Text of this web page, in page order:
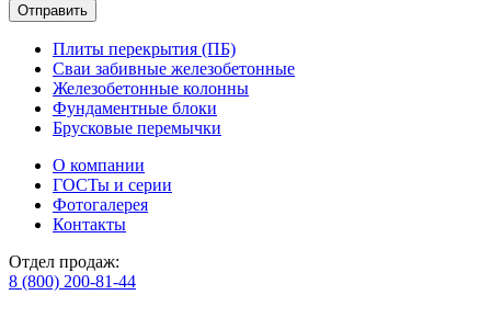
Плиты перекрытия (ПБ)
Сваи забивные железобетонные
Железобетонные колонны
Фундаментные блоки
Брусковые перемычки
О компании
ГОСТы и серии
Фотогалерея
Контакты
Отдел продаж:
8 (800) 200-81-44